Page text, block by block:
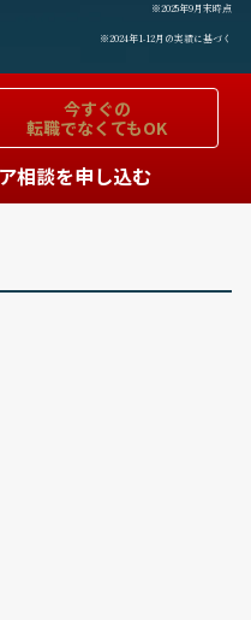
※2025年9月末時点
※2024年1-12月の実績に基づく
今すぐの
転職でなくてもOK
相談を申し込む